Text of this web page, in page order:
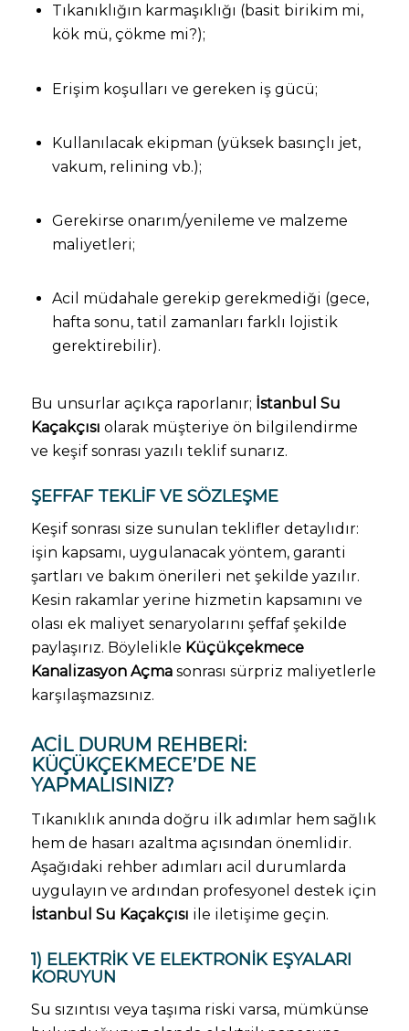
Tıkanıklığın karmaşıklığı (basit birikim mi,
kök mü, çökme mi?);
Erişim koşulları ve gereken iş gücü;
Kullanılacak ekipman (yüksek basınçlı jet,
vakum, relining vb.);
Gerekirse onarım/yenileme ve malzeme
maliyetleri;
Acil müdahale gerekip gerekmediği (gece,
hafta sonu, tatil zamanları farklı lojistik
gerektirebilir).
Bu unsurlar açıkça raporlanır; İstanbul Su
Kaçakçısı olarak müşteriye ön bilgilendirme
ve keşif sonrası yazılı teklif sunarız.
ŞEFFAF TEKLIF VE SÖZLEŞME
Keşif sonrası size sunulan teklifler detaylıdır:
işin kapsamı, uygulanacak yöntem, garanti
şartları ve bakım önerileri net şekilde yazılır.
Kesin rakamlar yerine hizmetin kapsamını ve
olası ek maliyet senaryolarını şeffaf şekilde
paylaşırız. Böylelikle Küçükçekmece
Kanalizasyon Açmasonrası sürpriz maliyetlerle
karşılaşmazsınız.
ACIL DURUM REHBERI:
KÜÇÜKÇEKMECE’DE NE
YAPMALISINIZ?
Tıkanıklık anında doğru ilk adımlar hem sağlık
hem de hasarı azaltma açısından önemlidir.
Aşağıdaki rehber adımları acil durumlarda
uygulayın ve ardından profesyonel destek için
İstanbul Su Kaçakçısı ile iletişime geçin.
1) ELEKTRIK VE ELEKTRONIK EŞYALARI
KORUYUN
Su sızıntısı veya taşıma riski varsa, mümkünse